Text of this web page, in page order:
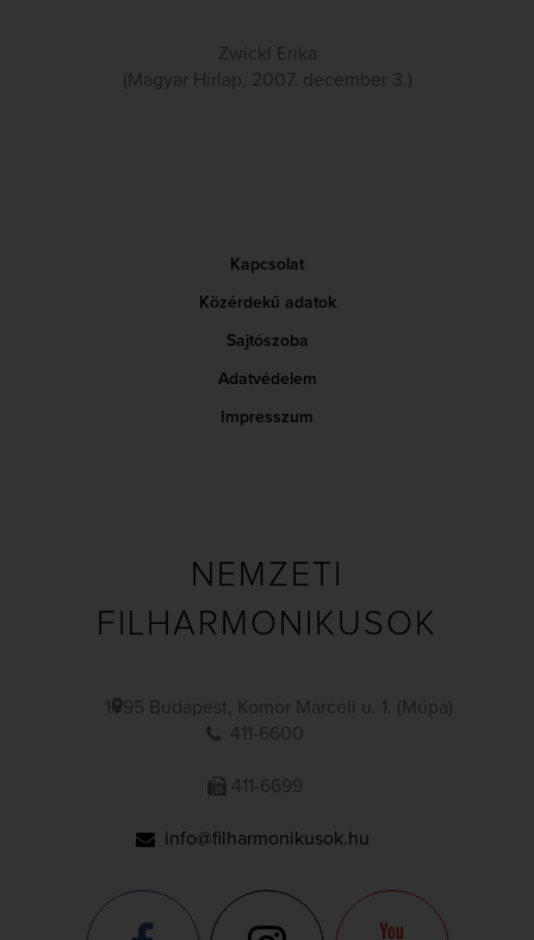
Zwickl Erika
(Magyar Hírlap, 2007. december 3.)
Kapcsolat
Közérdekű adatok
Sajtószoba
Adatvédelem
Impresszum
NEMZETI
FILHARMONIKUSOK
1095 Budapest, Komor Marcell u. 1. (Müpa)
411-6600
411-6699
info@filharmonikusok.hu